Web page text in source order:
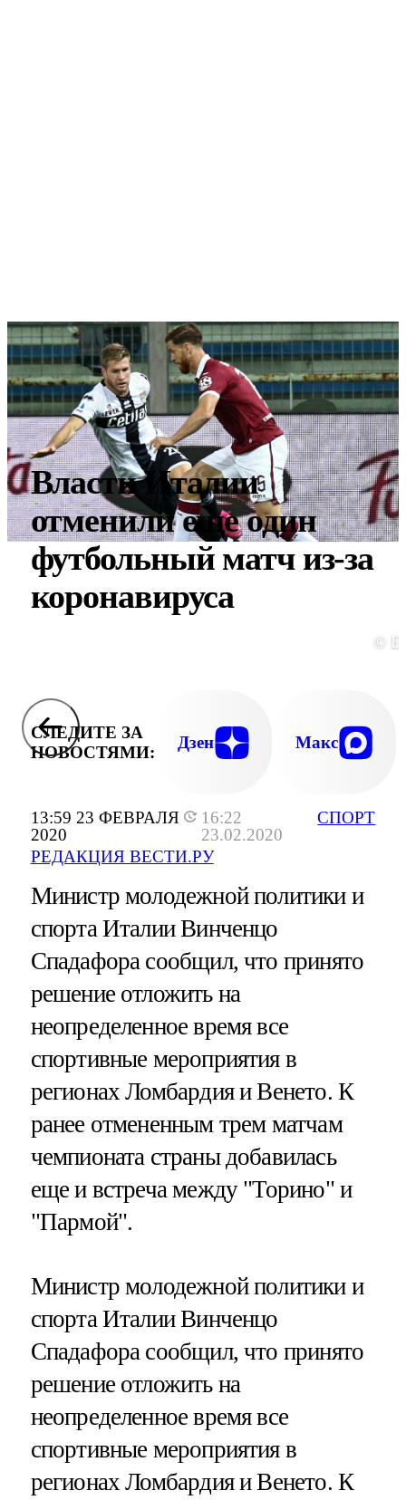
13:59 23 ФЕВРАЛЯ
2020
16:22
23.02.2020
РЕДАКЦИЯ ВЕСТИ.РУ
СПОРТ
Власти Италии
отменили еще один
футбольный матч из-за
коронавируса
©
СЛЕДИТЕ ЗА
НОВОСТЯМИ:
Дзен Макс
Министр молодежной политики и
спорта Италии Винченцо
Спадафора сообщил, что принято
решение отложить на
неопределенное время все
спортивные мероприятия в
регионах Ломбардия и Венето. К
ранее отмененным трем матчам
чемпионата страны добавилась
еще и встреча между "Торино" и
"Пармой".
Министр молодежной политики и
спорта Италии Винченцо
Спадафора сообщил, что принято
решение отложить на
неопределенное время все
спортивные мероприятия в
регионах Ломбардия и Венето. К